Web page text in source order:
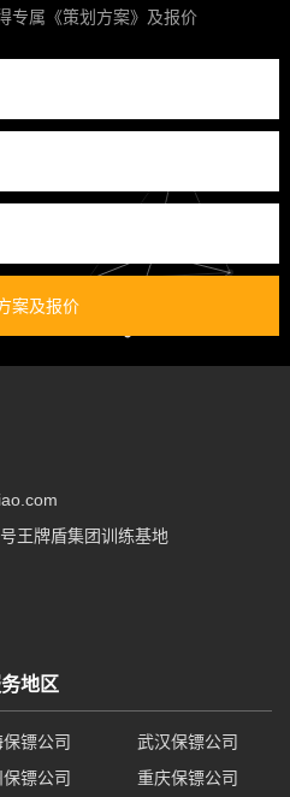
专属《策划方案》及报价
案及报价
王牌盾集团训练基地
地区
保镖公司
武汉保镖公司
镖公司 重庆保镖公司